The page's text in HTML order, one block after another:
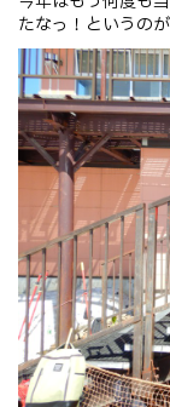
たなっ！というの